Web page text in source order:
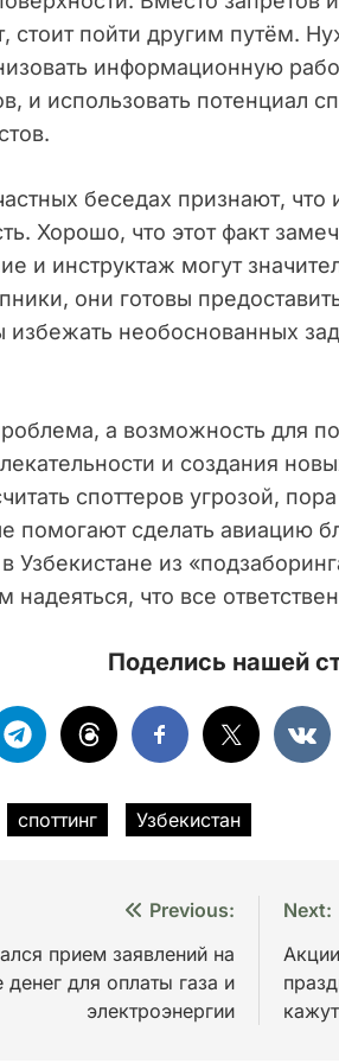
стоит пойти другим путём.
информационную
и использовать потенциал
беседах признают, что
Хорошо, что этот факт
и инструктаж могут
они готовы
избежать необоснованных
а возможность для
и создания
споттеров угрозой,
помогают сделать авиацию
Узбекистане из
надеяться, что все
Поделись нашей
споттинг Узбекистан
Previous:
прием заявлений на
денег для оплаты газа и
электроэнергии
Next: